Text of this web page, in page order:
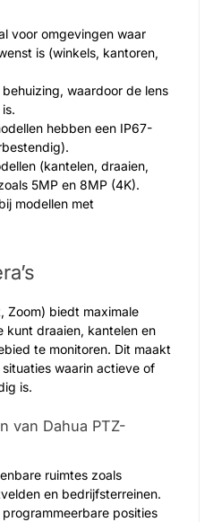
voor omgevingen waar
is (winkels, kantoren,
waardoor de lens
hebben een IP67-
(kantelen, draaien,
5MP en 8MP (4K).
modellen met
Zoom) biedt maximale
draaien, kantelen en
te monitoren. Dit maakt
waarin actieve of
is.
van Dahua PTZ-
ruimtes zoals
en bedrijfsterreinen.
programmeerbare posities